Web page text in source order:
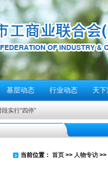
基层动态 行业动态 天
实行“四停”
振兴活动倡议书
防空警报？我们应该...
防空警报试鸣！
当前位置： 首页 >> 人物专访 >>